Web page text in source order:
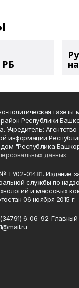
РБ
политическая газеты
Республики
Учредитель:
информации
"Республика
данных
ТУ02-01481. Издание
службы по
и массовых
06 ноября 2015 г.
6-06-92. Главный